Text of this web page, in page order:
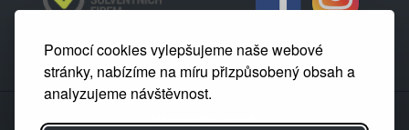
Pomocí cookies vylepšujeme naše webové
stránky, nabízíme na míru přizpůsobený obsah a
analyzujeme návštěvnost.
Partnerský portál